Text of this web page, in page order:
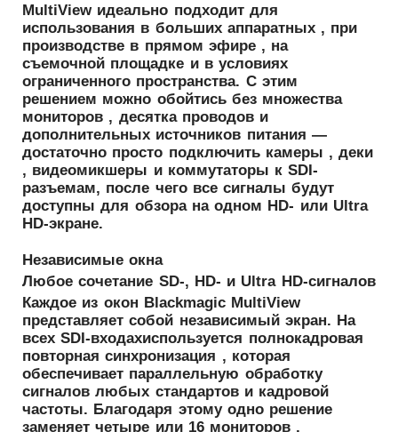
MultiView идеально подходит для
использования в больших аппаратных , при
производстве в прямом эфире , на
съемочной площадке и в условиях
ограниченного пространства. С этим
решением можно обойтись без множества
мониторов , десятка проводов и
дополнительных источников питания —
достаточно просто подключить камеры , деки
, видеомикшеры и коммутаторы к SDI-
разъемам, после чего все сигналы будут
доступны для обзора на одном HD- или Ultra
HD‑экране.
Независимые окна
Любое сочетание SD-, HD- и Ultra HD-сигналов
Каждое из окон Blackmagic MultiView
представляет собой независимый экран. На
всех SDI-входахиспользуется полнокадровая
повторная синхронизация , которая
обеспечивает параллельную обработку
сигналов любых стандартов и кадровой
частоты. Благодаря этому одно решение
заменяет четыре или 16 мониторов ,